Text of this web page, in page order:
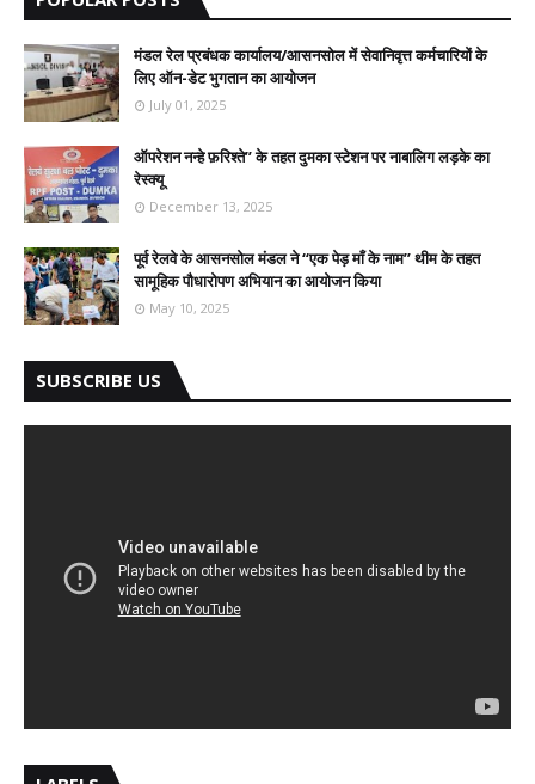
मंडल रेल प्रबंधक कार्यालय/आसनसोल में सेवानिवृत्त कर्मचारियों के
लिए ऑन-डेट भुगतान का आयोजन
July 01, 2025
ऑपरेशन नन्हे फ़रिश्ते” के तहत दुमका स्टेशन पर नाबालिग लड़के का
रेस्क्यू
December 13, 2025
पूर्व रेलवे के आसनसोल मंडल ने “एक पेड़ माँ के नाम” थीम के तहत
सामूहिक पौधारोपण अभियान का आयोजन किया
May 10, 2025
SUBSCRIBE US